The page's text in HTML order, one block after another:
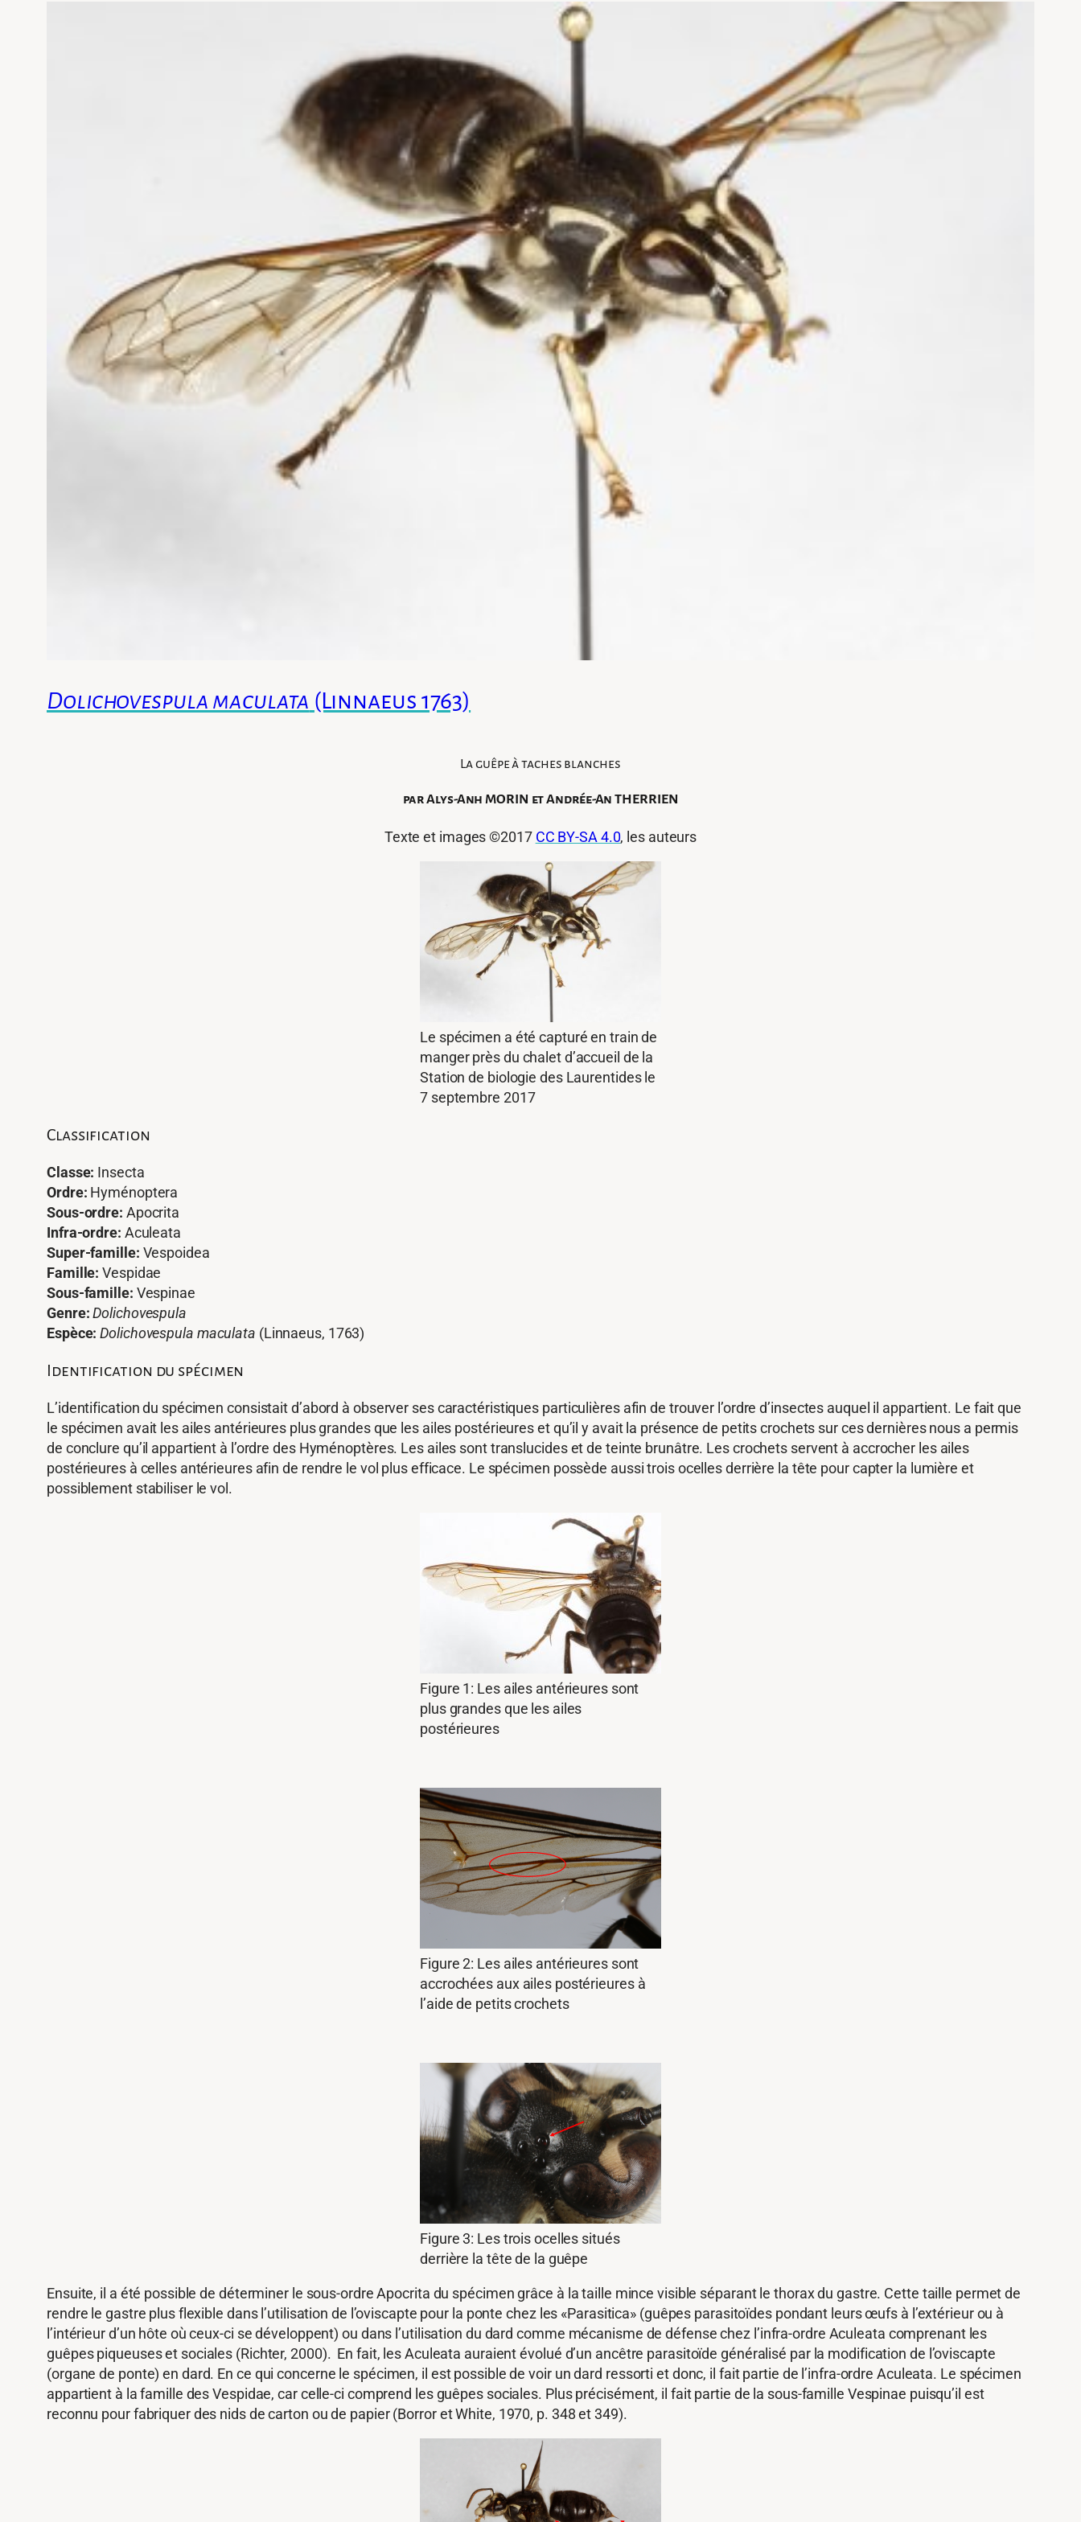
Dolichovespula maculata (Linnaeus 1763)
La guêpe à taches blanches
par Alys-Anh MORIN et Andrée-An THERRIEN
Texte et images ©2017 CC BY-SA 4.0, les auteurs
Le spécimen a été capturé en train de
manger près du chalet d’accueil de la
Station de biologie des Laurentides le
7 septembre 2017
Classification
Classe: Insecta
Ordre: Hyménoptera
Sous-ordre: Apocrita
Infra-ordre: Aculeata
Super-famille: Vespoidea
Famille: Vespidae
Sous-famille: Vespinae
Genre: Dolichovespula
Espèce: Dolichovespula maculata (Linnaeus, 1763)
Identification du spécimen
L’identification du spécimen consistait d’abord à observer ses caractéristiques particulières afin de trouver l’ordre d’insectes auquel il appartient. Le fait que
le spécimen avait les ailes antérieures plus grandes que les ailes postérieures et qu’il y avait la présence de petits crochets sur ces dernières nous a permis
de conclure qu’il appartient à l’ordre des Hyménoptères. Les ailes sont translucides et de teinte brunâtre. Les crochets servent à accrocher les ailes
postérieures à celles antérieures afin de rendre le vol plus efficace. Le spécimen possède aussi trois ocelles derrière la tête pour capter la lumière et
possiblement stabiliser le vol.
Figure 1: Les ailes antérieures sont
plus grandes que les ailes
postérieures
Figure 2: Les ailes antérieures sont
accrochées aux ailes postérieures à
l’aide de petits crochets
Figure 3: Les trois ocelles situés
derrière la tête de la guêpe
Ensuite, il a été possible de déterminer le sous-ordre Apocrita du spécimen grâce à la taille mince visible séparant le thorax du gastre. Cette taille permet de
rendre le gastre plus flexible dans l’utilisation de l’oviscapte pour la ponte chez les «Parasitica» (guêpes parasitoïdes pondant leurs œufs à l’extérieur ou à
l’intérieur d’un hôte où ceux-ci se développent) ou dans l’utilisation du dard comme mécanisme de défense chez l’infra-ordre Aculeata comprenant les
guêpes piqueuses et sociales (Richter, 2000). En fait, les Aculeata auraient évolué d’un ancêtre parasitoïde généralisé par la modification de l’oviscapte
(organe de ponte) en dard. En ce qui concerne le spécimen, il est possible de voir un dard ressorti et donc, il fait partie de l’infra-ordre Aculeata. Le spécimen
appartient à la famille des Vespidae, car celle-ci comprend les guêpes sociales. Plus précisément, il fait partie de la sous-famille Vespinae puisqu’il est
reconnu pour fabriquer des nids de carton ou de papier (Borror et White, 1970, p. 348 et 349).